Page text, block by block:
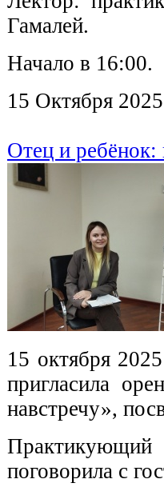
Гамалей.
Начало в 16:00.
15 Октября 2025
Отец и ребёнок:
15 октября
пригласила
навстречу»,
Практикующий
поговорила с